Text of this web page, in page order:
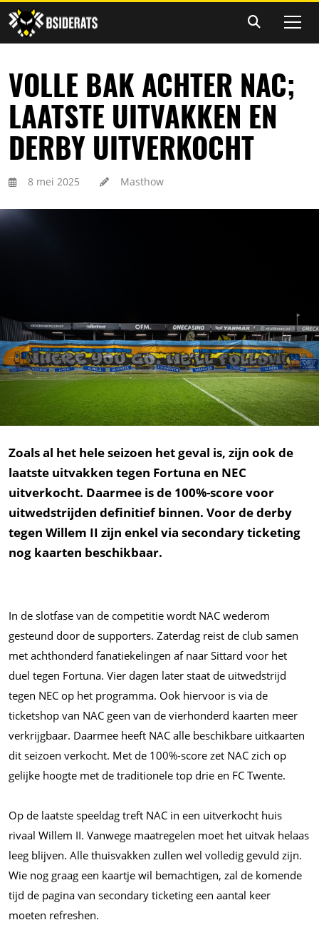
VOLLE BAK ACHTER NAC;
LAATSTE UITVAKKEN EN
DERBY UITVERKOCHT
8 mei 2025 Masthow
Zoals al het hele seizoen het geval is, zijn ook de
laatste uitvakken tegen Fortuna en NEC
uitverkocht. Daarmee is de 100%-score voor
uitwedstrijden definitief binnen. Voor de derby
tegen Willem II zijn enkel via secondary ticketing
nog kaarten beschikbaar.
In de slotfase van de competitie wordt NAC wederom
gesteund door de supporters. Zaterdag reist de club samen
met achthonderd fanatiekelingen af naar Sittard voor het
duel tegen Fortuna. Vier dagen later staat de uitwedstrijd
tegen NEC op het programma. Ook hiervoor is via de
ticketshop van NAC geen van de vierhonderd kaarten meer
verkrijgbaar. Daarmee heeft NAC alle beschikbare uitkaarten
dit seizoen verkocht. Met de 100%-score zet NAC zich op
gelijke hoogte met de traditionele top drie en FC Twente.
Op de laatste speeldag treft NAC in een uitverkocht huis
rivaal Willem II. Vanwege maatregelen moet het uitvak helaas
leeg blijven. Alle thuisvakken zullen wel volledig gevuld zijn.
Wie nog graag een kaartje wil bemachtigen, zal de komende
tijd de pagina van secondary ticketing een aantal keer
moeten refreshen.